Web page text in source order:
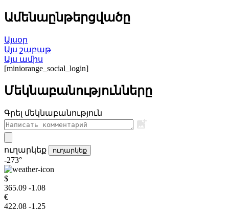
Ամենաընթերցվածը
Այսօր
Այս շաբաթ
Այս ամիս
[miniorange_social_login]
Մեկնաբանությունները
Գրել մեկնաբանություն
ուղարկեք ուղարկեք
-273°
$
365.09 -1.08
€
422.08 -1.25